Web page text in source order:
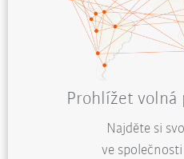
Prohlížet volná
Najděte si
ve